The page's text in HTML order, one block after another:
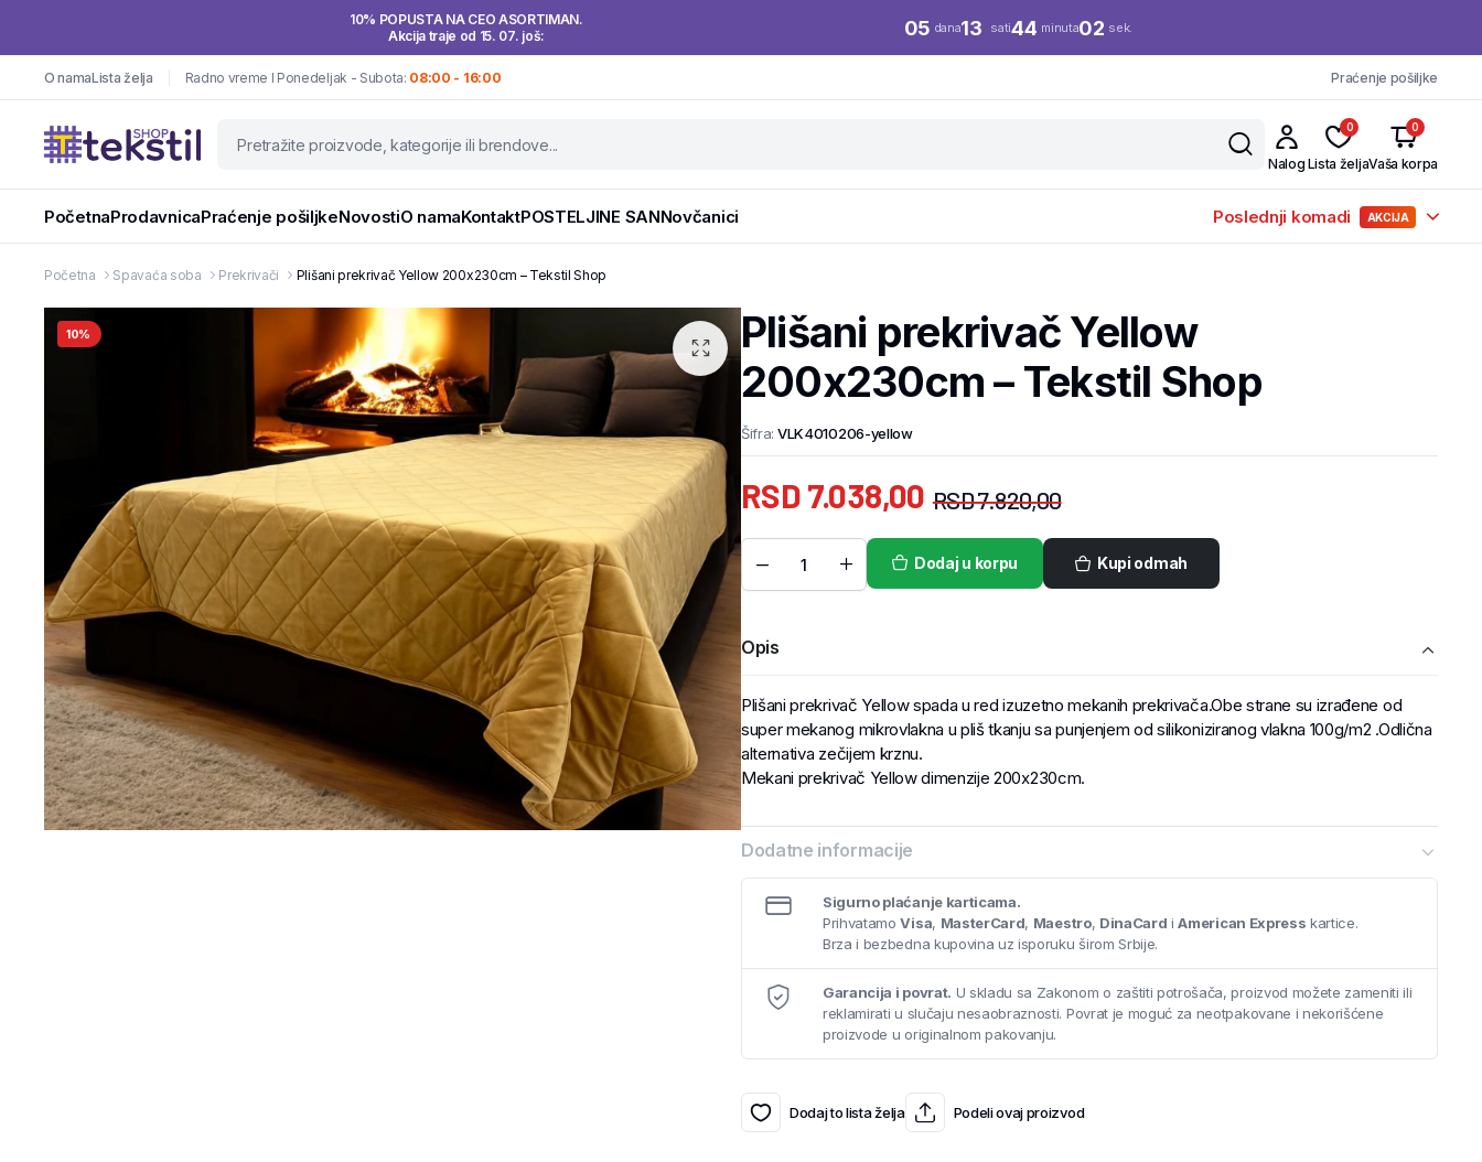
10% POPUSTA NA CEO ASORTIMAN.
Akcija traje od 15. 07. još:
05 dana13 sati44 minuta02 sek.
O namaLista želja Radno vreme I Ponedeljak - Subota: 08:00 - 16:00 Praćenje pošiljke
Nalog
0
Lista želja
0
Vaša korpa
PočetnaProdavnicaPraćenje pošiljkeNovostiO namaKontaktPOSTELJINE SANNovčanici Poslednji komadi AKCIJA
Početna Spavaća soba Prekrivači Plišani prekrivač Yellow 200x230cm – Tekstil Shop
10%
Plišani prekrivač Yellow
200x230cm – Tekstil Shop
Šifra: VLK4010206-yellow
RSD7.820,00
RSD7.038,00
Dodaj u korpu Kupi odmah
Opis
Plišani prekrivač Yellow spada u red izuzetno mekanih prekrivača.Obe strane su izrađene od
super mekanog mikrovlakna u pliš tkanju sa punjenjem od silikoniziranog vlakna 100g/m2 .Odlična
alternativa zečijem krznu.
Mekani prekrivač Yellow dimenzije 200x230cm.
Dodatne informacije
Sigurno plaćanje karticama.
PrihvatamoVisa, MasterCard, Maestro, DinaCard iAmerican Express kartice.
Brza i bezbedna kupovina uz isporuku širom Srbije.
Garancija i povrat. U skladu sa Zakonom o zaštiti potrošača, proizvod možete zameniti ili
reklamirati u slučaju nesaobraznosti. Povrat je moguć za neotpakovane i nekorišćene
proizvode u originalnom pakovanju.
Dodaj to lista želja Podeli ovaj proizvod